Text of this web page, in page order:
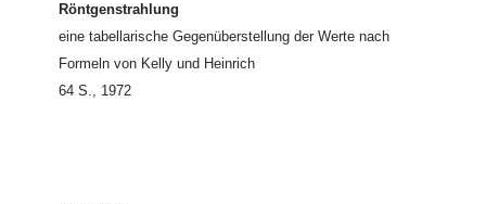
Röntgenstrahlung
eine tabellarische Gegenüberstellung der Werte nach
Formeln von Kelly und Heinrich
64 S., 1972